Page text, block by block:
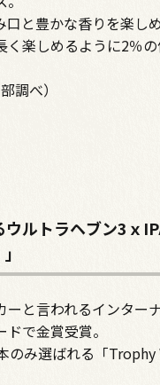
と豊かな香りを楽しめ
く楽しめるように2％
調べ）
ウルトラヘブン3ｘ
ーと言われるインター
で金賞受賞。
のみ選ばれる「